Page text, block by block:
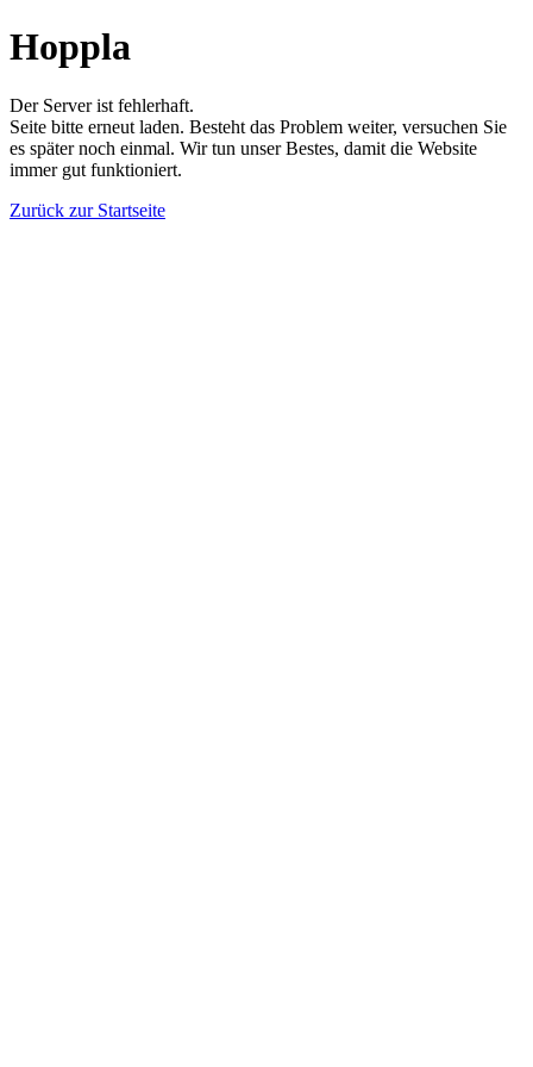
Hoppla
Der Server ist fehlerhaft.
Seite bitte erneut laden. Besteht das Problem weiter, versuchen Sie
es später noch einmal. Wir tun unser Bestes, damit die Website
immer gut funktioniert.
Zurück zur Startseite